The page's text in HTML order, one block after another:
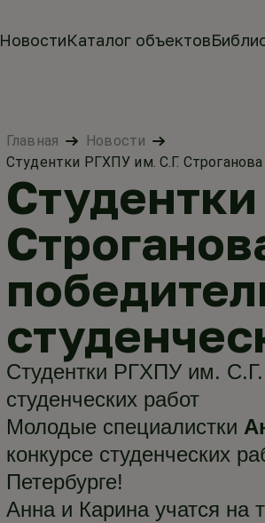
НовостиКаталог объектов
Главная
Новости
Студентки РГХПУ им. С.Г.
Студентки РГХПУ им. С.Г.
студенческих работ
Молодые специалистки
конкурсе студенческих
Петербурге!
Анна и Карина учатся на